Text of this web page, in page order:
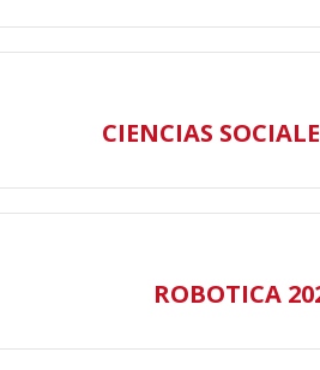
CIENCIAS
ROBOTICA